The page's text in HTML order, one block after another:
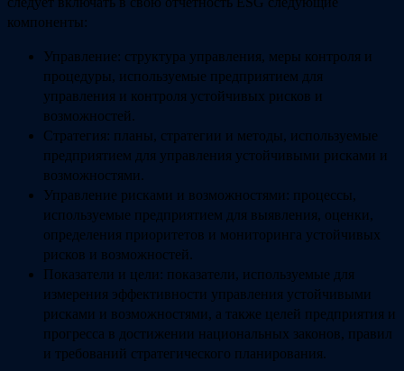
компоненты:
Управление: структура управления, меры контроля и
процедуры, используемые предприятием для
управления и контроля устойчивых рисков и
возможностей.
Стратегия: планы, стратегии и методы, используемые
предприятием для управления устойчивыми рисками и
возможностями.
Управление рисками и возможностями: процессы,
используемые предприятием для выявления, оценки,
определения приоритетов и мониторинга устойчивых
рисков и возможностей.
Показатели и цели: показатели, используемые для
измерения эффективности управления устойчивыми
рисками и возможностями, а также целей предприятия и
прогресса в достижении национальных законов, правил
и требований стратегического планирования.